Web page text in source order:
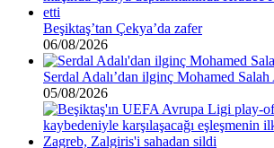
Beşiktaş’tan Çekya’da zafer
06/08/2026
Serdal Adalı’dan ilginç Mohamed Salah
05/08/2026